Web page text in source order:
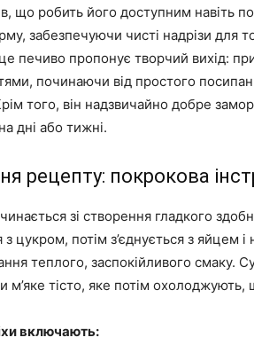
що робить його доступним навіть
забезпечуючи чисті надрізи для
печиво пропонує творчий вихід:
починаючи від простого
того, він надзвичайно добре
дні або тижні.
рецепту: покрокова
зі створення гладкого
з цукром, потім з’єднується з яйцем
теплого, заспокійливого смаку.
м’яке тісто, яке потім
включають: